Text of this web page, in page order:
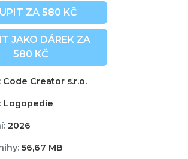
ZA 580 KČ
JAKO DÁREK ZA
580 KČ
Code Creator s.r.o.
Logopedie
2026
56,67 MB